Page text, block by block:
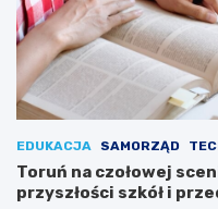
EDUKACJA SAMORZĄD
Toruń na czołowej
przyszłości szkół i